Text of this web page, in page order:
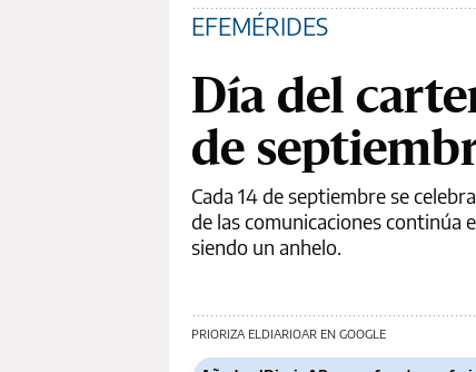
EFEMÉRIDES
Día del
de
Cada 14 de septiembre se
de las comunicaciones continúa
siendo un anhelo.
PRIORIZA ELDIARIOAR EN GOOGLE